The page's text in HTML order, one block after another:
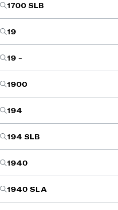
1700 SLB
19
19 -
1900
194
194 SLB
1940
1940 SL A